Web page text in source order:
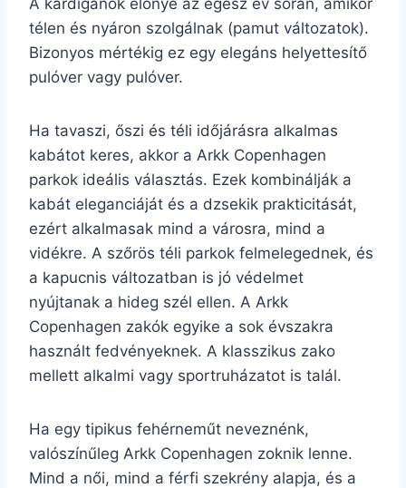
A kardigánok előnye az egész év során, amikor
télen és nyáron szolgálnak (pamut változatok).
Bizonyos mértékig ez egy elegáns helyettesítő
pulóver vagy pulóver.
Ha tavaszi, őszi és téli időjárásra alkalmas
kabátot keres, akkor a Arkk Copenhagen
parkok ideális választás. Ezek kombinálják a
kabát eleganciáját és a dzsekik prakticitását,
ezért alkalmasak mind a városra, mind a
vidékre. A szőrös téli parkok felmelegednek, és
a kapucnis változatban is jó védelmet
nyújtanak a hideg szél ellen. A Arkk
Copenhagen zakók egyike a sok évszakra
használt fedvényeknek. A klasszikus zako
mellett alkalmi vagy sportruházatot is talál.
Ha egy tipikus fehérneműt neveznénk,
valószínűleg Arkk Copenhagen zoknik lenne.
Mind a női, mind a férfi szekrény alapja, és a